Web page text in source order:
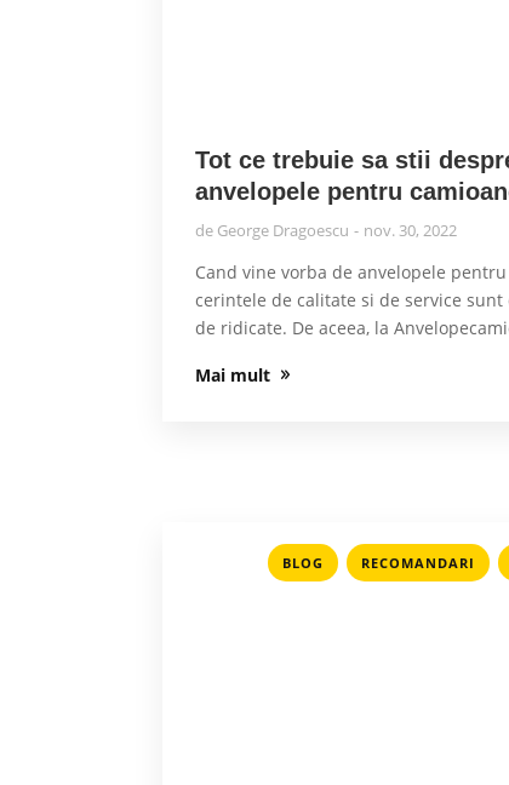
Tot ce trebuie sa stii
anvelopele pentru
de George Dragoescu nov. 30, 2022
Cand vine vorba de anvelopele
cerintele de calitate si de service sunt
de ridicate. De aceea, la
Mai mult
BLOG , RECOMANDARI ,